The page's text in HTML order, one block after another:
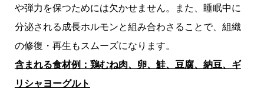
や弾力を保つためには欠かせません。また、睡眠中に
分泌される成長ホルモンと組み合わさることで、組織
の修復・再生もスムーズになります。
含まれる食材例：鶏むね肉、卵、鮭、豆腐、納豆、ギ
リシャヨーグルト